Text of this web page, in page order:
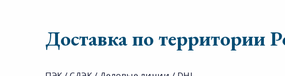
Доставка по территории